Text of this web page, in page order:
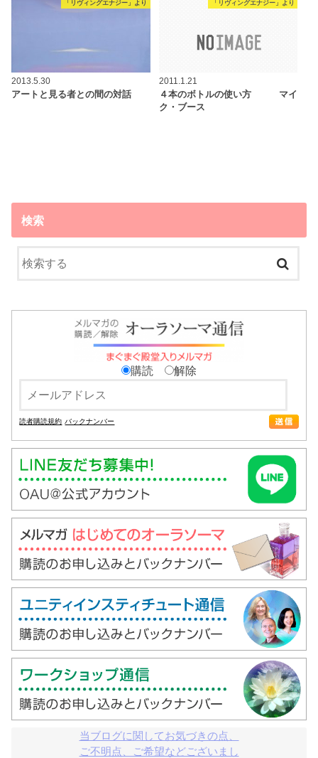
「リヴィングエナジー」より
2013.5.30
アートと見る者との間の対話
「リヴィングエナジー」より
2011.1.21
４本のボトルの使い方 マイ
ク・ブース
検索
購読 解除
読者購読規約 バックナンバー
当ブログに関してお気づきの点、
ご不明点、ご希望などございまし